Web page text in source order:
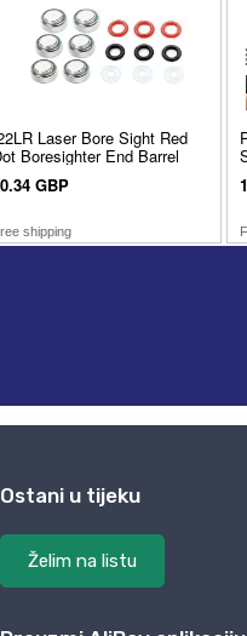
Ostani u tijeku
Želim na listu